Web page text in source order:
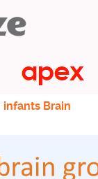
infants Brain